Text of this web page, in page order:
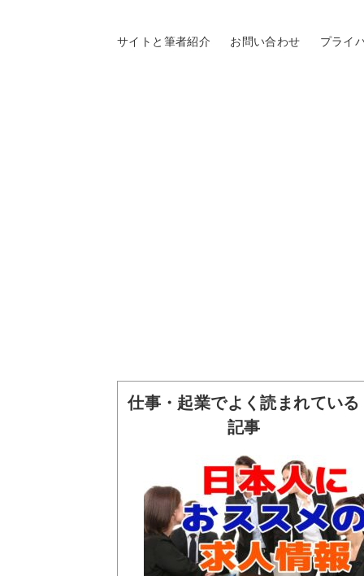
サイトと筆者紹介 お問い合わせ プライ
仕事・起業でよく読まれている
記事